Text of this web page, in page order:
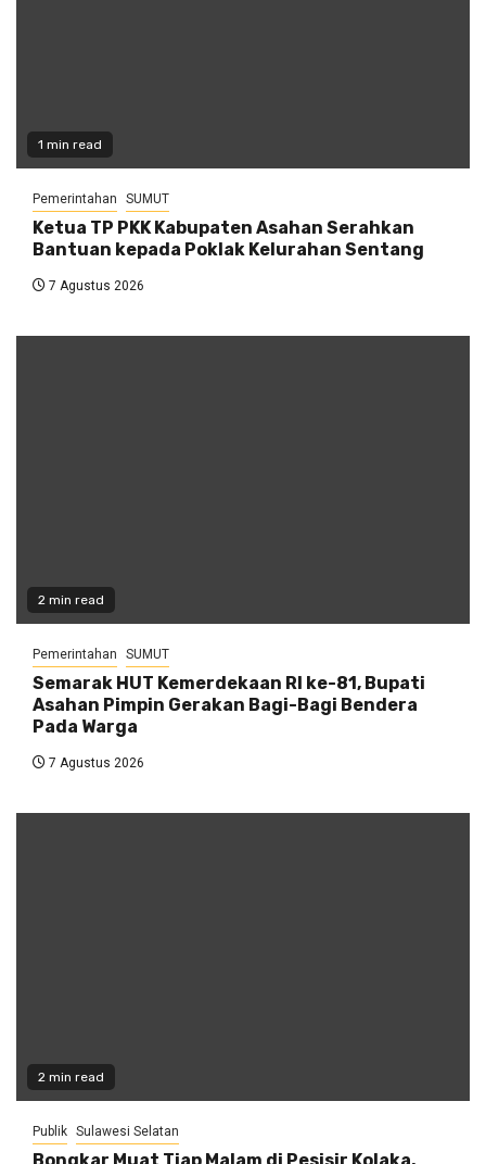
1 min read
Pemerintahan SUMUT
Ketua TP PKK Kabupaten Asahan Serahkan
Bantuan kepada Poklak Kelurahan Sentang
7 Agustus 2026
2 min read
Pemerintahan SUMUT
Semarak HUT Kemerdekaan RI ke-81, Bupati
Asahan Pimpin Gerakan Bagi-Bagi Bendera
Pada Warga
7 Agustus 2026
2 min read
Publik Sulawesi Selatan